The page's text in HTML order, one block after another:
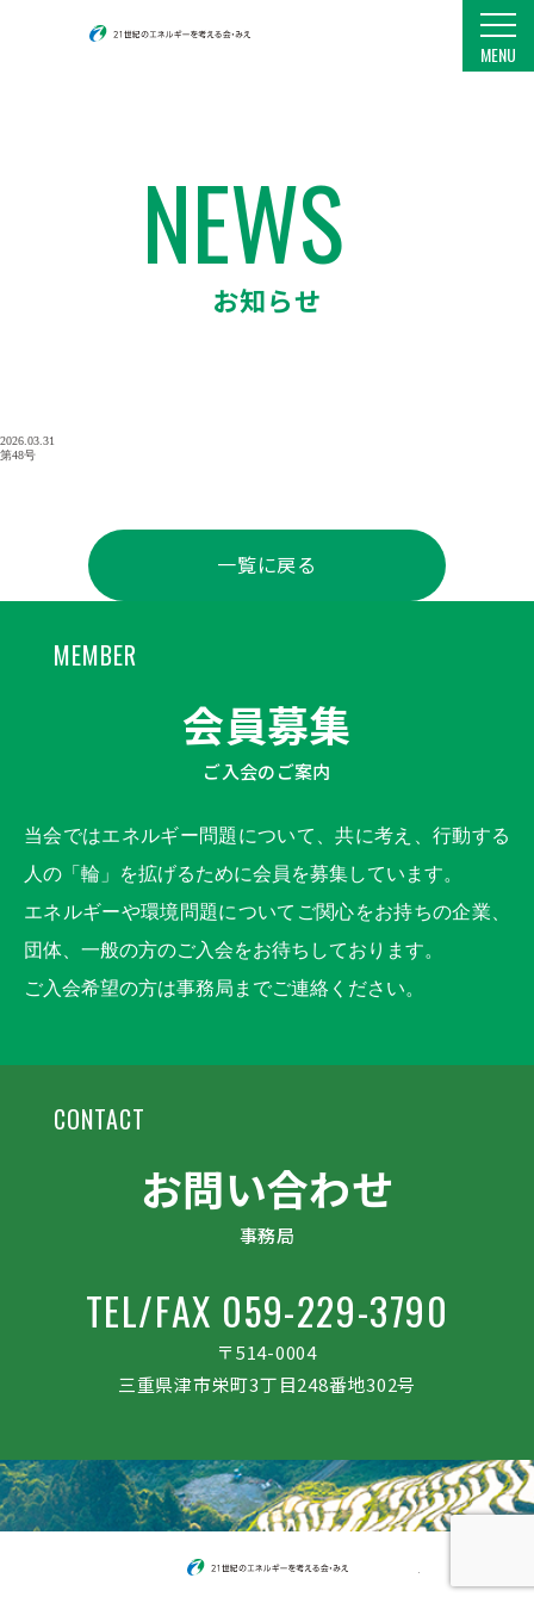
21世紀のエネルギーを考える会・みえ
MENU
NEWS
お知らせ
2026.03.31
第48号
一覧に戻る
MEMBER
会員募集
ご入会のご案内
当会ではエネルギー問題について、共に考え、行動する
人の「輪」を拡げるために会員を募集しています。
エネルギーや環境問題についてご関心をお持ちの企業、
団体、一般の方のご入会をお待ちしております。
ご入会希望の方は事務局までご連絡ください。
CONTACT
お問い合わせ
事務局
TEL/FAX 059-229-3790
〒514-0004
三重県津市栄町3丁目248番地302号